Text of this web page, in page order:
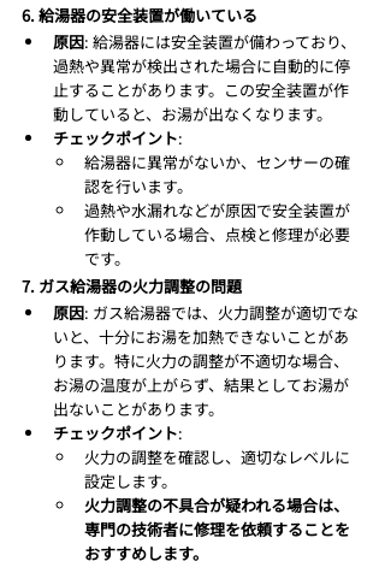
6. 給湯器の安全装置が働いている
原因: 給湯器には安全装置が備わっており、
過熱や異常が検出された場合に自動的に停
止することがあります。この安全装置が作
動していると、お湯が出なくなります。
チェックポイント:
給湯器に異常がないか、センサーの確
認を行います。
過熱や水漏れなどが原因で安全装置が
作動している場合、点検と修理が必要
です。
7. ガス給湯器の火力調整の問題
原因: ガス給湯器では、火力調整が適切でな
いと、十分にお湯を加熱できないことがあ
ります。特に火力の調整が不適切な場合、
お湯の温度が上がらず、結果としてお湯が
出ないことがあります。
チェックポイント:
火力の調整を確認し、適切なレベルに
設定します。
火力調整の不具合が疑われる場合は、
専門の技術者に修理を依頼することを
おすすめします。